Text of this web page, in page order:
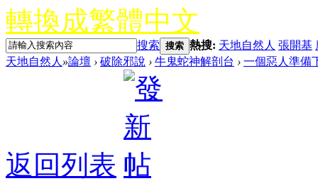
轉換成繁體中文
搜索 搜索 熱搜: 天地自然人 張開基
天地自然人 »論壇 › 破除邪說 › 牛鬼蛇神解剖台 › 一個惡人準備
返回列表